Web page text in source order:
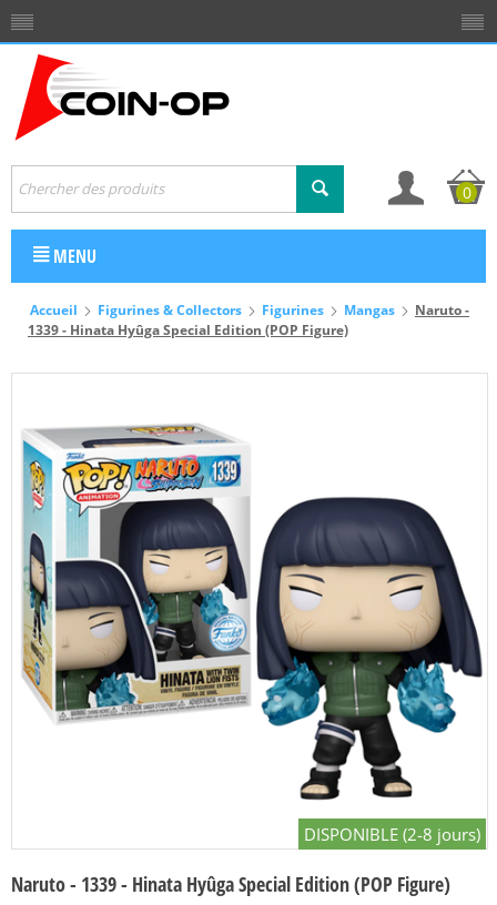
0
MENU
Accueil Figurines & Collectors Figurines Mangas
Naruto -
1339 - Hinata Hyûga Special Edition (POP Figure)
DISPONIBLE (2-8 jours)
Naruto - 1339 - Hinata Hyûga Special Edition (POP Figure)